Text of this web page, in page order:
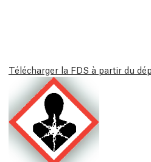
Télécharger la FDS à partir du